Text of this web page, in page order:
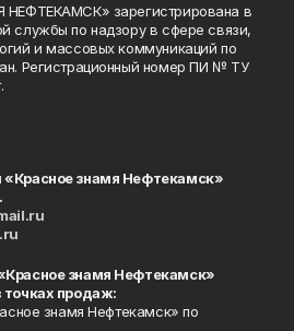
НЕФТЕКАМСК» зарегистрирована в
службы по надзору в сфере связи,
и массовых коммуникаций по
Регистрационный номер ПИ № ТУ
знамя Нефтекамск»
знамя Нефтекамск»
точках продаж:
знамя Нефтекамск» по